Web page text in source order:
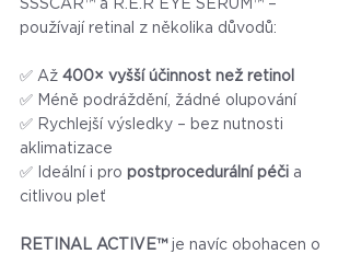
SSSCAR™ a R.E.R EYE SERUM™ –
používají retinal z několika důvodů:
✅ Až 400× vyšší účinnost než retinol
✅ Méně podráždění, žádné olupování
✅ Rychlejší výsledky – bez nutnosti
aklimatizace
✅ Ideální i pro postprocedurální péči a
citlivou pleť
RETINAL ACTIVE™ je navíc obohacen o